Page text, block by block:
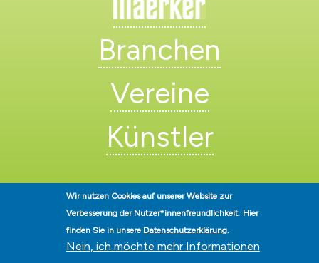
Branchen
Vereine
Künstler
Stadt Hohen Neuendorf • Oranienburger Str. 2 • 16540 Hohen
Wir nutzen Cookies auf unserer Website zur
Verbesserung der Nutzer*innenfreundlichkeit. Hier
finden Sie in unsere Datenschutzerklärung.
Nein, ich möchte mehr Informationen